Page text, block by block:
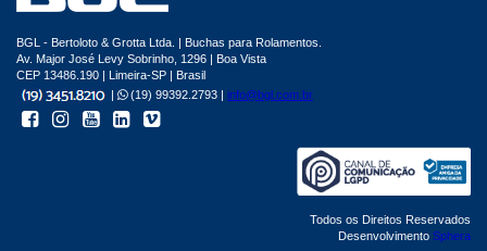
BGL - Bertoloto & Grotta Ltda. | Buchas para Rolamentos.
Av. Major José Levy Sobrinho, 1296 | Boa Vista
CEP 13486.190 | Limeira-SP | Brasil
|
(19) 99392.2793 | info@bgl.com.br
Todos os Direitos Reservados
Desenvolvimento Sphera